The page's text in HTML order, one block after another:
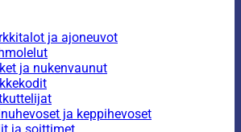
ja ajoneuvot
ja nukenvaunut
ja keppihevoset